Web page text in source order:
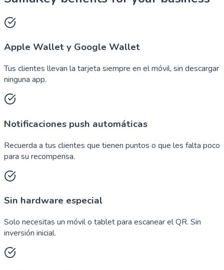
Apple Wallet y Google Wallet
Tus clientes llevan la tarjeta siempre en el móvil, sin descargar
ninguna app.
Notificaciones push automáticas
Recuerda a tus clientes que tienen puntos o que les falta poco
para su recompensa.
Sin hardware especial
Solo necesitas un móvil o tablet para escanear el QR. Sin
inversión inicial.